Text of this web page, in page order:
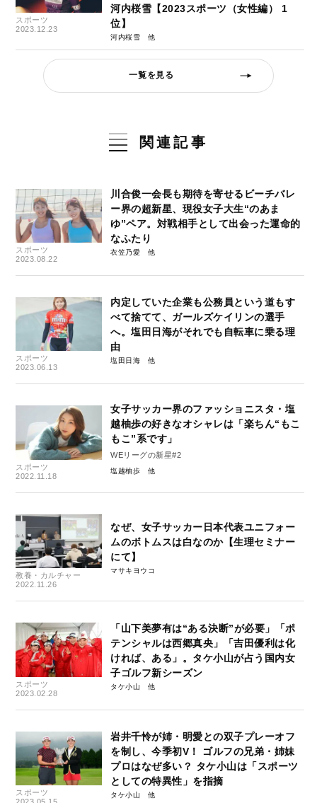
スポーツ
2023.12.23
河内桜雪【2023スポーツ（女性編） 1
位】
河内桜雪
一覧を見る
関連記事
スポーツ
2023.08.22
川合俊一会長も期待を寄せるビーチバレ
ー界の超新星、現役女子大生“のあま
ゆ”ペア。対戦相手として出会った運命的
なふたり
衣笠乃愛
スポーツ
2023.06.13
内定していた企業も公務員という道もす
べて捨てて、ガールズケイリンの選手
へ。塩田日海がそれでも自転車に乗る理
由
塩田日海
スポーツ
2022.11.18
女子サッカー界のファッショニスタ・塩
越柚歩の好きなオシャレは「楽ちん“もこ
もこ”系です」
WEリーグの新星#2
塩越柚歩
教養・カルチャー
2022.11.26
なぜ、女子サッカー日本代表ユニフォー
ムのボトムスは白なのか【生理セミナー
にて】
マサキヨウコ
スポーツ
2023.02.28
「山下美夢有は“ある決断”が必要」「ポ
テンシャルは西郷真央」「吉田優利は化
ければ、ある」。タケ小山が占う国内女
子ゴルフ新シーズン
タケ小山
スポーツ
岩井千怜が姉・明愛との双子プレーオフ
を制し、今季初V！ ゴルフの兄弟・姉妹
プロはなぜ多い？ タケ小山は「スポーツ
としての特異性」を指摘
タケ小山